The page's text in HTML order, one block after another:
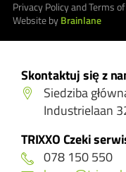
Skontaktuj się z
Siedziba
Industrielaan
TRIXXO Czeki
078 150 550
Privacy PolicyandTerms
Website byBrainlane